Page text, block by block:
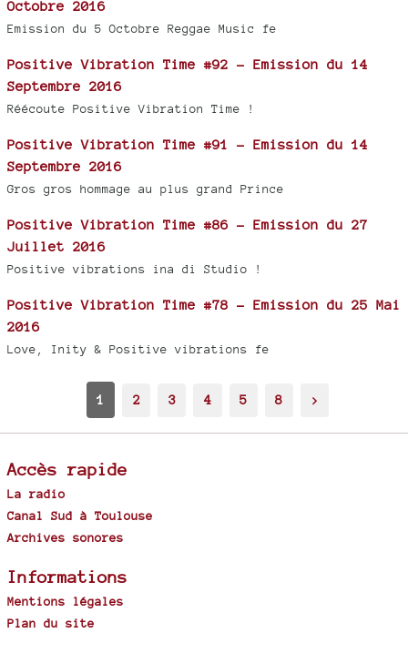
Octobre 2016
Emission du 5 Octobre Reggae Music fe
Positive Vibration Time #92 - Emission du 14
Septembre 2016
Réécoute Positive Vibration Time !
Positive Vibration Time #91 - Emission du 14
Septembre 2016
Gros gros hommage au plus grand Prince
Positive Vibration Time #86 - Emission du 27
Juillet 2016
Positive vibrations ina di Studio !
Positive Vibration Time #78 - Emission du 25 Mai
2016
Love, Inity & Positive vibrations fe
1 2 3 4 5 8 >
Accès rapide
La radio
Canal Sud à Toulouse
Archives sonores
Informations
Mentions légales
Plan du site